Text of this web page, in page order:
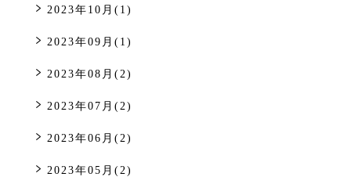
2023年10月(1)
2023年09月(1)
2023年08月(2)
2023年07月(2)
2023年06月(2)
2023年05月(2)